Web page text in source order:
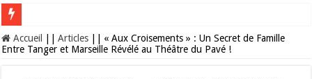
Les Nocturnes de la Cité de l’espace 2026 : l’événement incontournable de
Accueil Articles
« Aux Croisements » : Un Secret de Famille
Entre Tanger et Marseille Révélé au Théâtre du Pavé !